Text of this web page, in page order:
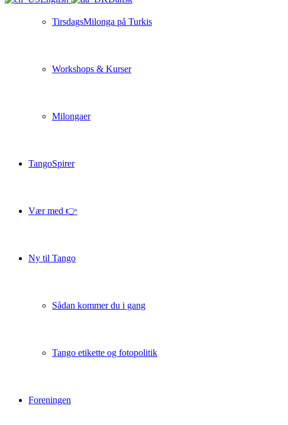
TirsdagsMilonga på Turkis
Workshops & Kurser
Milongaer
TangoSpirer
Vær med 👉
Ny til Tango
Sådan kommer du i gang
Tango etikette og fotopolitik
Foreningen